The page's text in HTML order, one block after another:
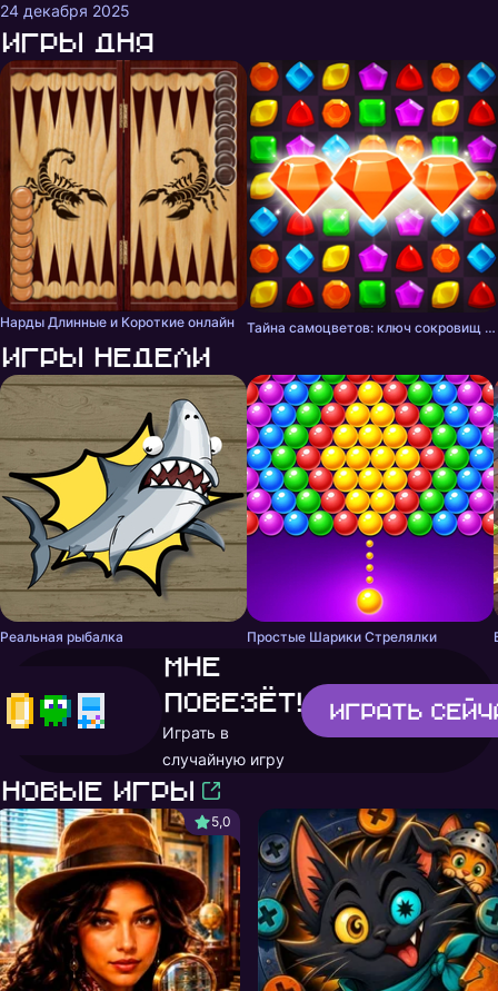
24 декабря 2025
Игры дня
Нарды Длинные и Короткие онлайн Тайна самоцветов: ключ сокровищ - три в ряд
Игры недели
Реальная рыбалка Простые Шарики Стрелялки
Мне
повезёт!
Играть в
случайную игру
Играть
Новые игры
5,0